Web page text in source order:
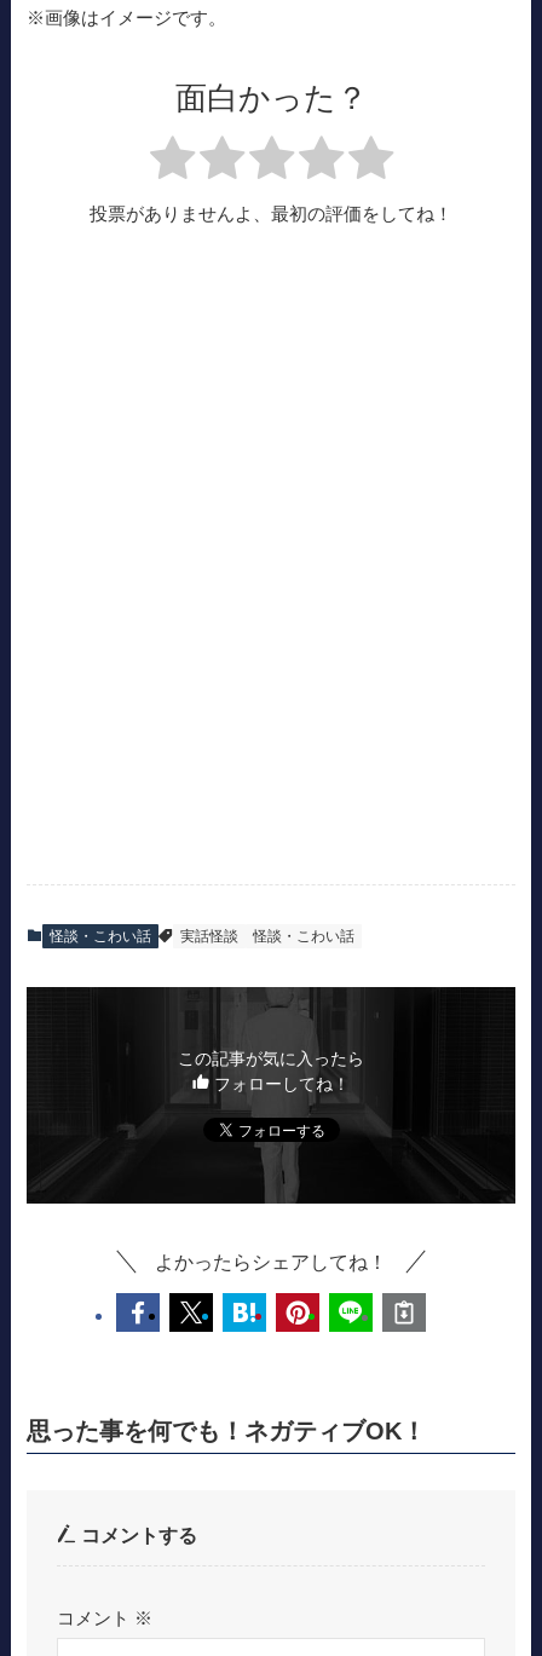
※画像はイメージです。
面白かった？
投票がありませんよ、最初の評価をしてね！
怪談・こわい話 実話怪談 怪談・こわい話
この記事が気に入ったら
フォローしてね！
よかったらシェアしてね！
思った事を何でも！ネガティブOK！
コメントする
コメント ※